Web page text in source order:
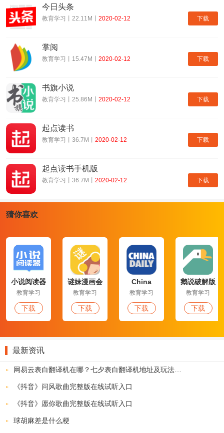
7.三种阅读模式，2G/3G/wifi环境顺畅浏览
8.腾讯微博、QQ空间、微信朋友圈、新浪微博、微信好友、手机QQ
好友，随时与好友分享态度
腾讯新闻 特点一览
题阅读
2.事实派阅读。重视新闻的真实性，以及深度
腾讯新闻 更新内容
1.「评论」表情使用体验优化，更多有趣表情只要搜一下
2. 「积分」玩法升级，连续签到领红包
3. 还解决了其他一些问题，感谢用户宝宝们的反馈
软件合集
资讯阅读软件
-------
互联网时代的到来，大部分已经都不会再每天去特地花时间买报纸，
下载
今日头条
教育学习丨22.11M丨 2020-02-12
下载
掌阅
教育学习丨15.47M丨 2020-02-12
下载
书旗小说
教育学习丨25.86M丨 2020-02-12
下载
起点读书
教育学习丨36.7M丨 2020-02-12
下载
起点读书手机版
教育学习丨36.7M丨 2020-02-12
猜你喜欢
小说阅读器
极简版
教育学习
下载
谜妹漫画会
员版
教育学习
下载
China
Dailyapp
教育学习
下载
鹅说破解版
教育学习
下载
最新资讯
《抖音》问风歌曲完整版在线试听入口
《抖音》愿你歌曲完整版在线试听入口
球胡麻差是什么梗